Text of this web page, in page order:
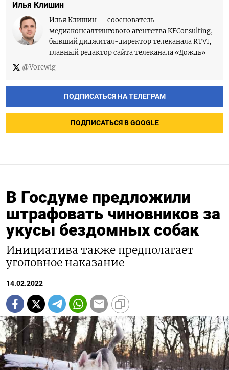
Илья Клишин
Илья Клишин — сооснователь
медиаконсалтингового агентства KFConsulting,
бывший диджитал-директор телеканала RTVI,
главный редактор сайта телеканала «Дождь»
@Vorewig
ПОДПИСАТЬСЯ НА ТЕЛЕГРАМ
ПОДПИСАТЬСЯ В GOOGLE
В Госдуме предложили
штрафовать чиновников за
укусы бездомных собак
Инициатива также предполагает
уголовное наказание
14.02.2022